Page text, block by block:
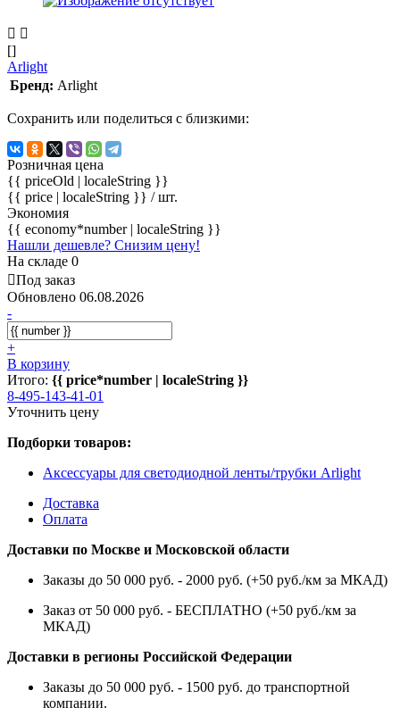
[]
Arlight
Бренд: Arlight
Сохранить или поделиться с близкими:
Розничная цена
{{ priceOld | localeString }}
{{ price | localeString }} / шт.
Экономия
{{ economy*number | localeString }}
Нашли дешевле? Снизим цену!
На складе 0
Под заказ
Обновлено 06.08.2026
-
+
В корзину
Итого: {{ price*number | localeString }}
8-495-143-41-01
Уточнить цену
Подборки товаров:
Аксессуары для светодиодной ленты/трубки Arlight
Доставка
Оплата
Доставки по Москве и Московской области
Заказы до 50 000 руб. - 2000 руб. (+50 руб./км за МКАД)
Заказ от 50 000 руб. - БЕСПЛАТНО (+50 руб./км за
МКАД)
Доставки в регионы Российской Федерации
Заказы до 50 000 руб. - 1500 руб. до транспортной
компании.